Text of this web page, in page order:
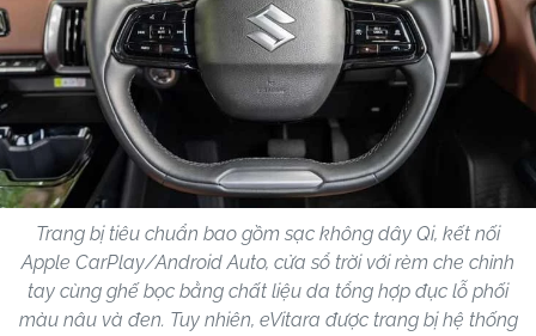
Trang bị tiêu chuẩn bao gồm sạc không dây Qi, kết nối
Apple CarPlay/Android Auto, cửa sổ trời với rèm che chỉnh
tay cùng ghế bọc bằng chất liệu da tổng hợp đục lỗ phối
màu nâu và đen. Tuy nhiên, eVitara được trang bị hệ thống